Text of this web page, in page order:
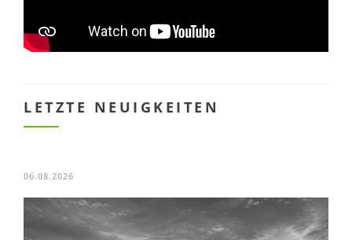
LETZTE NEUIGKEITEN
06.08.2026